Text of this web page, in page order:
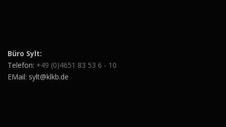
Büro Sylt:
Telefon: +49 (0)4651 83 53 6 - 10
EMail: sylt@klkb.de